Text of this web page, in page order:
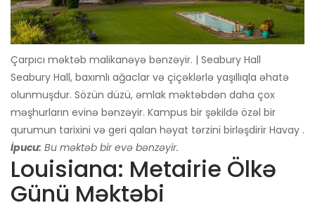
Çarpıcı məktəb malikanəyə bənzəyir. | Seabury Hall
Seabury Hall, baxımlı ağaclar və çiçəklərlə yaşıllıqla əhatə
olunmuşdur. Sözün düzü, əmlak məktəbdən daha çox
məşhurların evinə bənzəyir. Kampus bir şəkildə özəl bir
qurumun tarixini və geri qalan həyat tərzini birləşdirir Havay .
İpucu: Bu məktəb bir evə bənzəyir.
Louisiana: Metairie Ölkə
Günü Məktəbi